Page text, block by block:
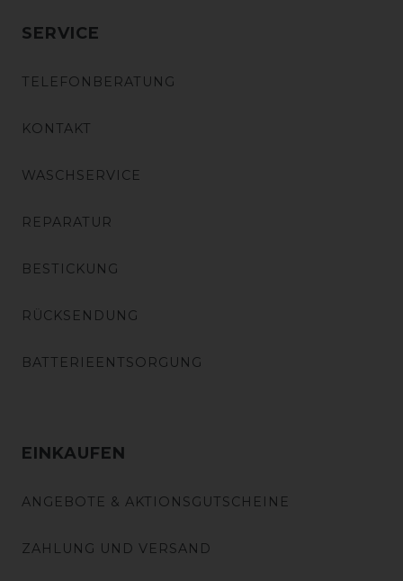
SERVICE
TELEFONBERATUNG
KONTAKT
WASCHSERVICE
REPARATUR
BESTICKUNG
RÜCKSENDUNG
BATTERIEENTSORGUNG
EINKAUFEN
ANGEBOTE & AKTIONSGUTSCHEINE
ZAHLUNG UND VERSAND